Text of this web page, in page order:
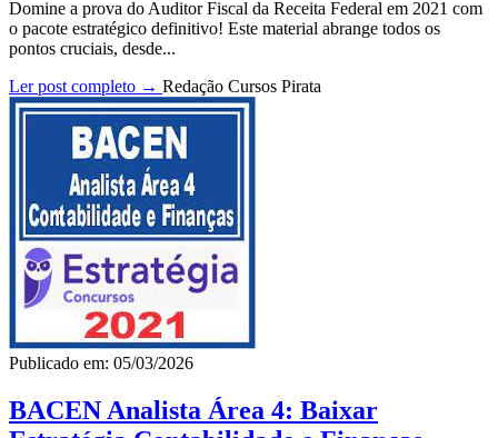
Domine a prova do Auditor Fiscal da Receita Federal em 2021 com
o pacote estratégico definitivo! Este material abrange todos os
pontos cruciais, desde...
Ler post completo → Redação Cursos Pirata
Publicado em: 05/03/2026
BACEN Analista Área 4: Baixar